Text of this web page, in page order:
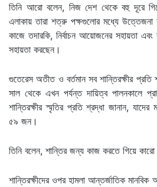
তিনি আরো বলেন, নিজ দেশ থেকে বহু দূরে
এলাকায় তারা শত্রু পক্ষগুলোর মধ্যে উত্তেজনা
কাজে তদারকি, নির্বাচন আয়োজনের সহায়তা এবং
সহায়তা করছেন।
গুতেরেস অতীত ও বর্তমান সব শান্তিরক্ষীর
সাল থেকে এখন পর্যন্ত দায়িত্ব পালনকালে
শান্তিরক্ষীর স্মৃতির প্রতি শ্রদ্ধা জানান,
৫৯ জন।
তিনি বলেন, শান্তির জন্য কাজ করতে গিয়ে
শান্তিরক্ষীদের ওপর হামলা আন্তর্জাতিক